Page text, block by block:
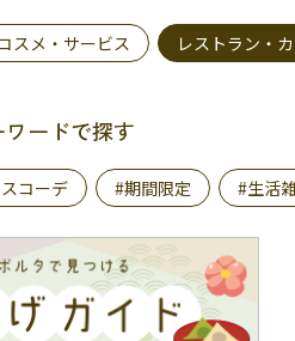
スメ・サービス レストラン・
ードで探す
コーデ #期間限定 #生活